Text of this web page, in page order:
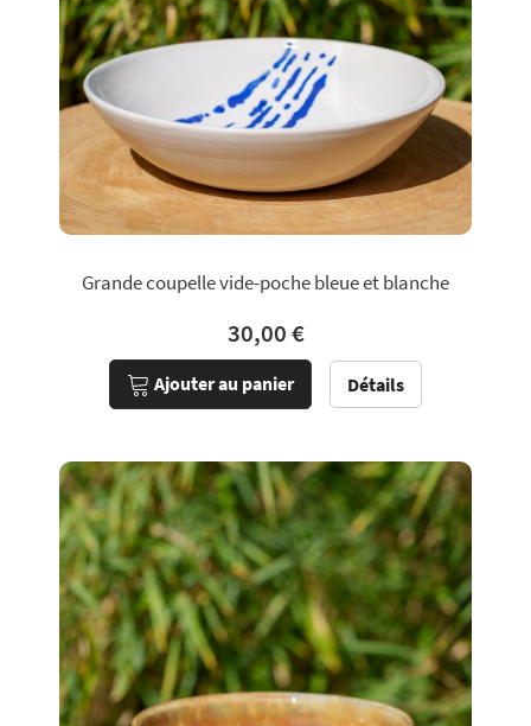
Grande coupelle vide-poche bleue et blanche
30,00 €
Ajouter au panier Détails